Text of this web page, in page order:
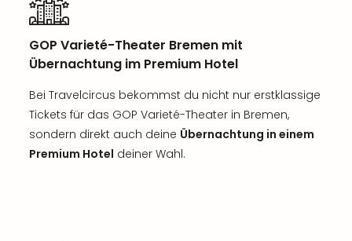
GOP Varieté-Theater Bremen mit
Übernachtung im Premium Hotel
Bei Travelcircus bekommst du nicht nur erstklassige
Tickets für das GOP Varieté-Theater in Bremen,
sondern direkt auch deine Übernachtung in einem
Premium Hotel deiner Wahl.